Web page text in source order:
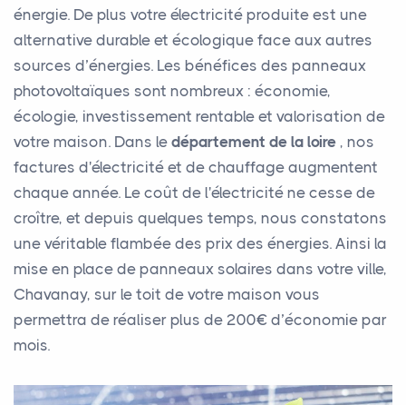
énergie. De plus votre électricité produite est une
alternative durable et écologique face aux autres
sources d’énergies. Les bénéfices des panneaux
photovoltaïques sont nombreux : économie,
écologie, investissement rentable et valorisation de
votre maison. Dans le département de la loire , nos
factures d'électricité et de chauffage augmentent
chaque année. Le coût de l'électricité ne cesse de
croître, et depuis quelques temps, nous constatons
une véritable flambée des prix des énergies. Ainsi la
mise en place de panneaux solaires dans votre ville,
Chavanay, sur le toit de votre maison vous
permettra de réaliser plus de 200€ d’économie par
mois.